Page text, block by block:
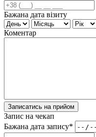
Бажана дата візиту
Коментар
Записатись на прийом
Запис на чекап
Бажана дата запису*